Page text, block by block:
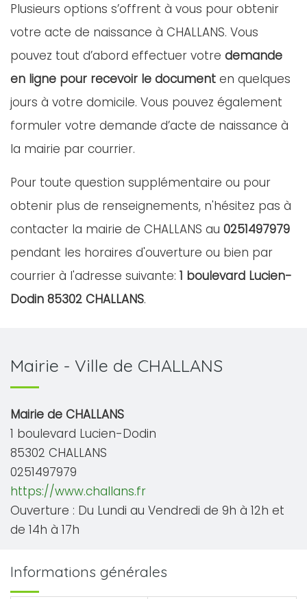
Plusieurs options s’offrent à vous pour obtenir
votre acte de naissance à CHALLANS. Vous
pouvez tout d’abord effectuer votre demande
en ligne pour recevoir le document en quelques
jours à votre domicile. Vous pouvez également
formuler votre demande d’acte de naissance à
la mairie par courrier.
Pour toute question supplémentaire ou pour
obtenir plus de renseignements, n'hésitez pas à
contacter la mairie de CHALLANS au 0251497979
pendant les horaires d'ouverture ou bien par
courrier à l'adresse suivante: 1 boulevard Lucien-
Dodin 85302 CHALLANS.
Mairie - Ville de CHALLANS
Mairie de CHALLANS
1 boulevard Lucien-Dodin
85302 CHALLANS
0251497979
https://www.challans.fr
Ouverture : Du Lundi au Vendredi de 9h à 12h et
de 14h à 17h
Informations générales